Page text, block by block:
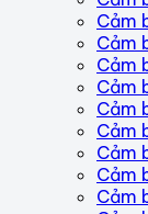
Cảm
Cảm
Cảm
Cảm
Cảm
Cảm
Cảm
Cảm
Cảm